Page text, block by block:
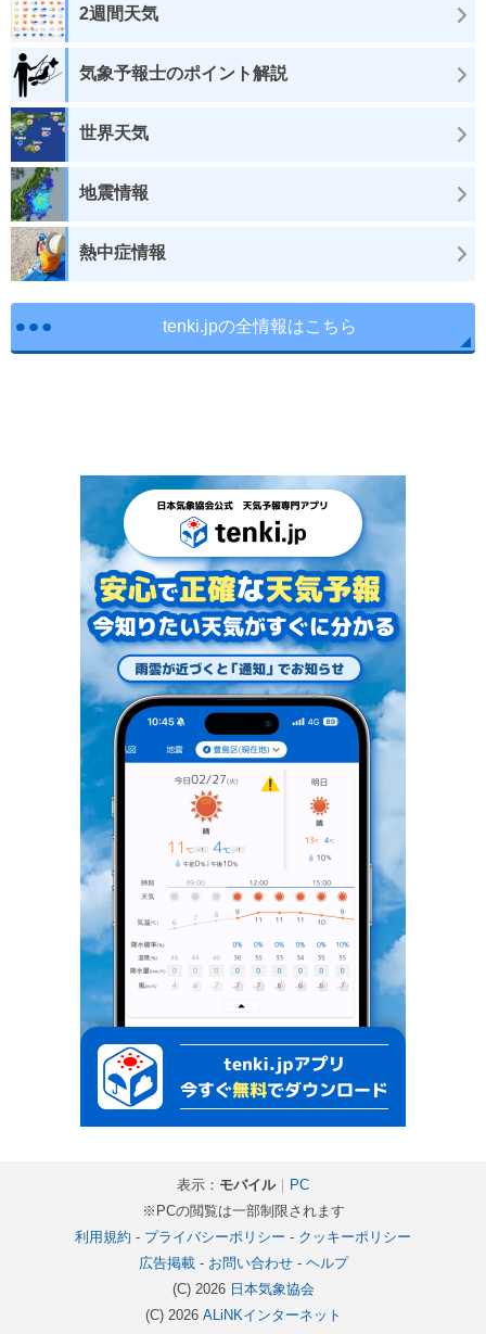
2週間天気
気象予報士のポイント解説
世界天気
地震情報
熱中症情報
tenki.jpの全情報はこちら
表示： モバイル｜
PC
※PCの閲覧は一部制限されます
利用規約 - プライバシーポリシー - クッキーポリシー
広告掲載- お問い合わせ- ヘルプ
(C) 2026 日本気象協会
(C) 2026 ALiNKインターネット